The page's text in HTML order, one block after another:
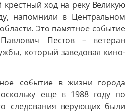
ход на реку Великую
напомнили в Центральном
Это памятное событие
Пестов – ветеран
который заведовал кино-
событие в жизни города
еще в 1988 году по
следования верующих были